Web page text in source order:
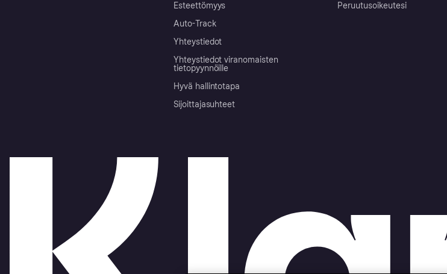
Esteettömyys
Auto-Track
Yhteystiedot
Yhteystiedot viranomaisten
tietopyynnöille
Hyvä hallintotapa
Sijoittajasuhteet
Peruutusoikeutesi